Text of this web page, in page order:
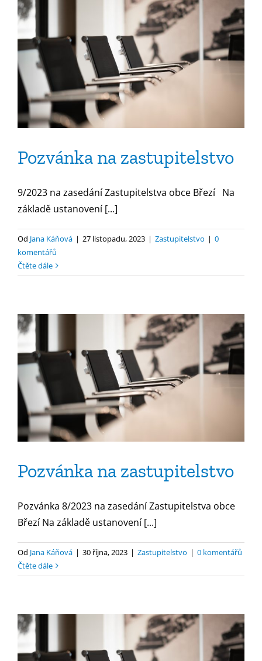
Pozvánka na zastupitelstvo
9/2023 na zasedání Zastupitelstva obce Březí Na
základě ustanovení [...]
Od Jana Káňová | 27 listopadu, 2023 | Zastupitelstvo | 0
komentářů
Čtěte dále
Pozvánka na zastupitelstvo
Pozvánka 8/2023 na zasedání Zastupitelstva obce
Březí Na základě ustanovení [...]
Od Jana Káňová | 30 října, 2023 | Zastupitelstvo | 0 komentářů
Čtěte dále